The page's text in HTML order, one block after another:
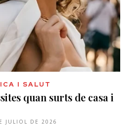
I SALUT
quan surts de casa i
JULIOL DE 2026